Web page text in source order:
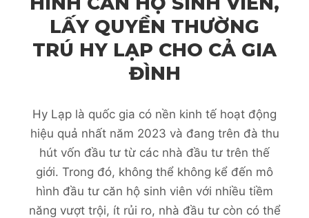
LẤY QUYỀN THƯỜNG
TRÚ HY LẠP CHO CẢ GIA
ĐÌNH
Hy Lạp là quốc gia có nền kinh tế hoạt động
hiệu quả nhất năm 2023 và đang trên đà thu
hút vốn đầu tư từ các nhà đầu tư trên thế
giới. Trong đó, không thể không kể đến mô
hình đầu tư căn hộ sinh viên với nhiều tiềm
năng vượt trội, ít rủi ro, nhà đầu tư còn có thể